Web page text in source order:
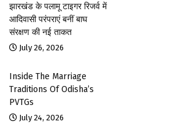
झारखंड के पलामू टाइगर रिजर्व में
आदिवासी परंपराएं बनीं बाघ
संरक्षण की नई ताकत
July 26, 2026
Inside The Marriage
Traditions Of Odisha’s
PVTGs
July 24, 2026